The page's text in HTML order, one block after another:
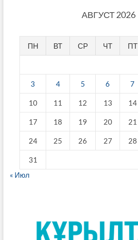
АВГУСТ 2026
ПН ВТ СР ЧТ ПТ
3 4 5 6 7
10 11 12 13 14
17 18 19 20 21
24 25 26 27 28
31
« Июл